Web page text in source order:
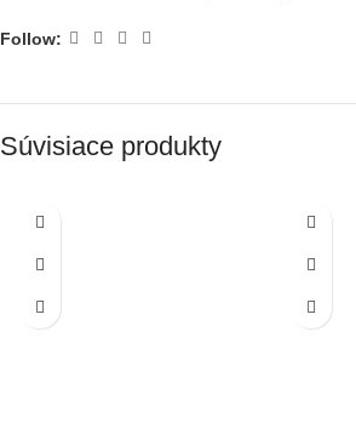
Follow:
Súvisiace produkty